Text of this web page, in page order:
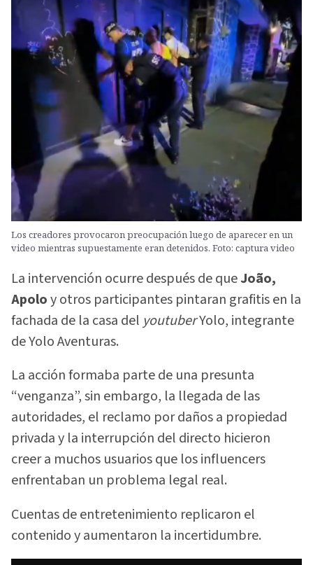
Los creadores provocaron preocupación luego de aparecer en un
video mientras supuestamente eran detenidos. Foto: captura video
La intervención ocurre después de queJoão,
Apoloy otros participantes pintaran grafitis en la
fachada de la casa del youtuberYolo, integrante
de Yolo Aventuras.
La acción formaba parte de una presunta
“venganza”, sin embargo, la llegada de las
autoridades, el reclamo por daños a propiedad
privada y la interrupción del directo hicieron
creer a muchos usuarios que los influencers
enfrentaban un problema legal real.
Cuentas de entretenimiento replicaron el
contenido y aumentaron la incertidumbre.